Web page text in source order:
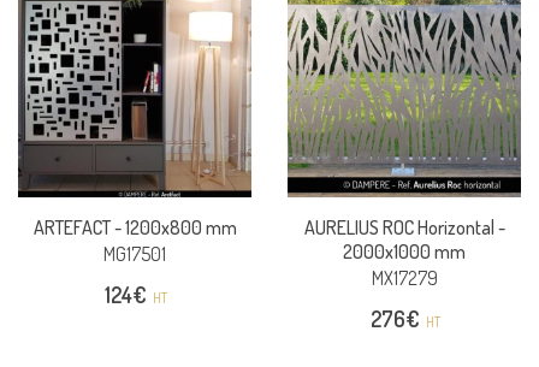
ARTEFACT -1200x800 mm
MG17501
124€ HT
AURELIUS ROC Horizontal -
2000x1000 mm
MX17279
276€ HT